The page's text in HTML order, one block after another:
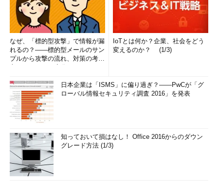
なぜ、「標的型攻撃」で情報が漏
れるの？――標的型メールのサン
プルから攻撃の流れ、対策の考え
IoTとは何か？企業、社会をどう
変えるのか？ (1/3)
日本企業は「ISMS」に偏り過ぎ？――PwCが「グ
ローバル情報セキュリティ調査 2016」を発表
知っておいて損はなし！ Office 2016からのダウン
グレード方法 (1/3)